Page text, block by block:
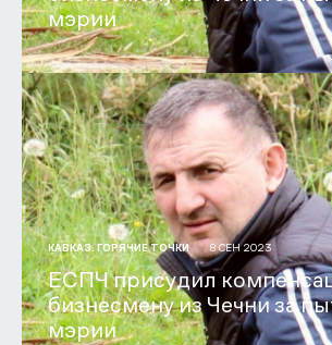
мэрии
КАВКАЗ. ГОРЯЧИЕ ТОЧКИ 8 СЕН 2023
ЕСПЧ присудил
бизнесмену из Чечни за
мэрии